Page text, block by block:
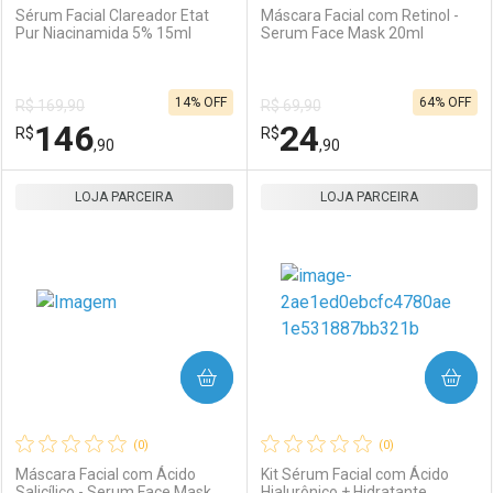
Comprar sem Desconto
Por R$ 36,71/cada
Comprar sem Desconto
Por R$ 36,71/cada
Comprar sem Desconto
Por R$ 99,90/cada
Comprar sem Desconto
Por R$ 99,90/cada
Sérum Facial Clareador Etat
Pur Niacinamida 5% 15ml
R$ 169,90
R$146,90
14% OFF
Máscara Facial com Retinol -
Serum Face Mask 20ml
R$ 69,90
R$24,90
64% OFF
Laboratório
Por Menos
(0)
Máscara Facial com Ácido
LOJA PARCEIRA
COMPRAR
(0)
Kit Sérum Facial com Ácido
LOJA PARCEIRA
COMPRAR